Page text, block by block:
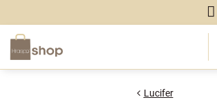
Lucifer